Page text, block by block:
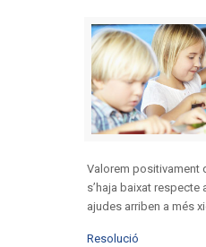
Valorem positivament
s’haja baixat respecte
ajudes arriben a més
Resolució